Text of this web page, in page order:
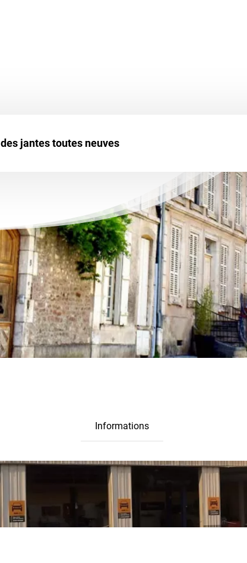
des jantes toutes neuves
Informations